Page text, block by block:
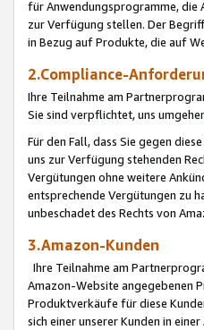
für Anwendungsprogramme, die
zur Verfügung stellen. Der
in Bezug auf Produkte, die auf
2.Compliance-
Ihre Teilnahme am
Sie sind verpflichtet, uns
Für den Fall, dass Sie gegen
uns zur Verfügung stehenden
Vergütungen ohne weitere
entsprechende Vergütungen zu
unbeschadet des Rechts von
3.Amazon-Kunden
Ihre Teilnahme am
Amazon-Website angegebenen
Produktverkäufe für diese
sich einer unserer Kunden in